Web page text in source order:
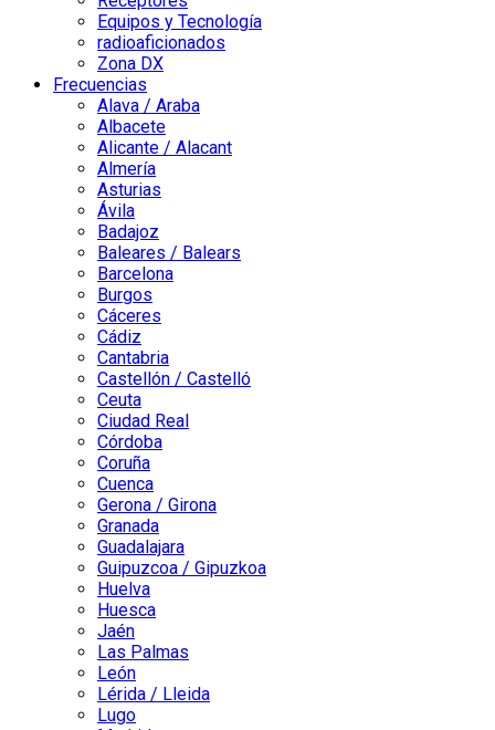
Equipos y Tecnología
radioaficionados
Zona DX
Frecuencias
Alava / Araba
Albacete
Alicante / Alacant
Almería
Asturias
Ávila
Badajoz
Baleares / Balears
Barcelona
Burgos
Cáceres
Cádiz
Cantabria
Castellón / Castelló
Ceuta
Ciudad Real
Córdoba
Coruña
Cuenca
Gerona / Girona
Granada
Guadalajara
Guipuzcoa / Gipuzkoa
Huelva
Huesca
Jaén
Las Palmas
León
Lérida / Lleida
Lugo